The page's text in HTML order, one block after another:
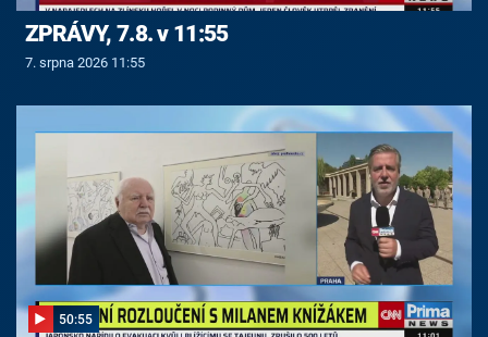
ZPRÁVY, 7.8. v 11:55
7. srpna 2026 11:55
50:55